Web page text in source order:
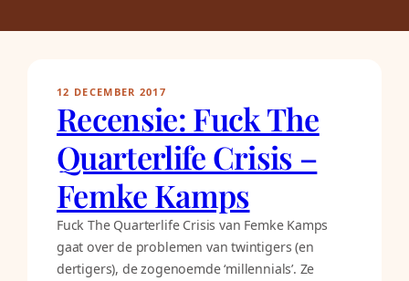
12 DECEMBER 2017
Recensie: Fuck The
Quarterlife Crisis –
Femke Kamps
Fuck The Quarterlife Crisis van Femke Kamps
gaat over de problemen van twintigers (en
dertigers), de zogenoemde ‘millennials’. Ze